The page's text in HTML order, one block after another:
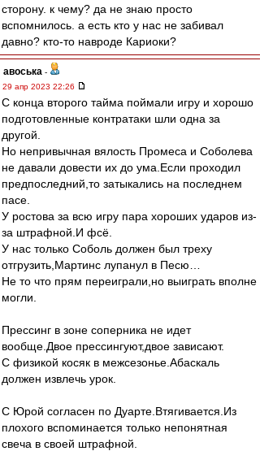
сторону. к чему? да не знаю просто
вспомнилось. а есть кто у нас не забивал
давно? кто-то навроде Кариоки?
авоська -
29 апр 2023 22:26
С конца второго тайма поймали игру и хорошо
подготовленные контратаки шли одна за
другой.
Но непривычная вялость Промеса и Соболева
не давали довести их до ума.Если проходил
предпоследний,то затыкались на последнем
пасе.
У ростова за всю игру пара хороших ударов из-
за штрафной.И фсё.
У нас только Соболь должен был треху
отгрузить,Мартинс лупанул в Песю…
Не то что прям переиграли,но выиграть вполне
могли.
Прессинг в зоне соперника не идет
вообще.Двое прессингуют,двое зависают.
С физикой косяк в межсезонье.Абаскаль
должен извлечь урок.
С Юрой согласен по Дуарте.Втягивается.Из
плохого вспоминается только непонятная
свеча в своей штрафной.